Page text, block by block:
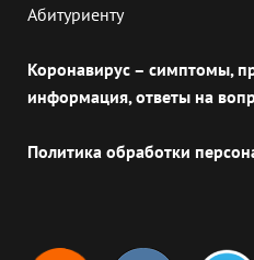
Абитуриенту
Коронавирус – симптомы,
информация, ответы на
Политика обработки